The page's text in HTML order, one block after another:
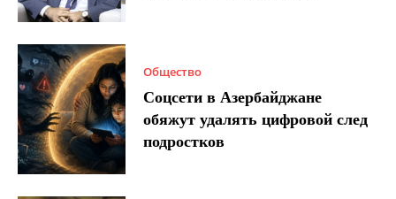
Общество
Соцсети в Азербайджане
обяжут удалять цифровой след
подростков